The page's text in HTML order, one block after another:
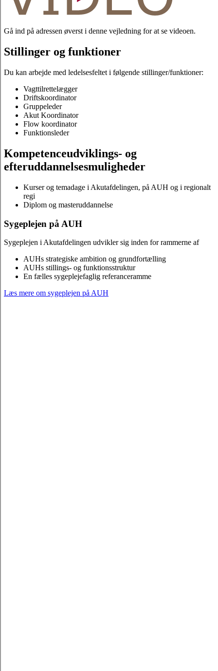
Gå ind på adressen øverst i denne vejledning for at se videoen.
Stillinger og funktioner
Du kan arbejde med ledelsesfeltet i følgende stillinger/funktioner:
Vagttilrettelægger
Driftskoordinator
Gruppeleder
Akut Koordinator
Flow koordinator
Funktionsleder
Kompetenceudviklings- og
efteruddannelsesmuligheder
Kurser og temadage i Akutafdelingen, på AUH og i regionalt
regi
Diplom og masteruddannelse
Sygeplejen på AUH
Sygeplejen i Akutafdelingen udvikler sig inden for rammerne af
AUHs strategiske ambition og grundfortælling
AUHs stillings- og funktionsstruktur
En fælles sygeplejefaglig referanceramme
Læs mere om sygeplejen på AUH